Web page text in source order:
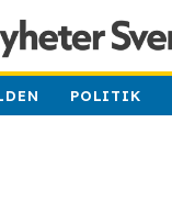
POLITIK